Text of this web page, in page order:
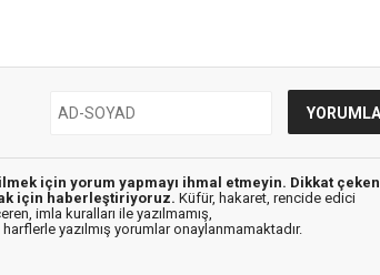
için yorum yapmayı ihmal etmeyin. Dikkat çeken
için haberleştiriyoruz. Küfür, hakaret, rencide edici
imla kuralları ile yazılmamış,
yazılmış yorumlar onaylanmamaktadır.